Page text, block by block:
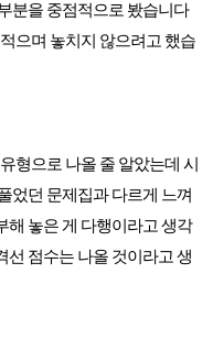
분을 중점적으로 봤습니다
으며 놓치지 않으려고 했습
형으로 나올 줄 알았는데 시
었던 문제집과 다르게 느껴
해 놓은 게 다행이라고 생각
선 점수는 나올 것이라고 생